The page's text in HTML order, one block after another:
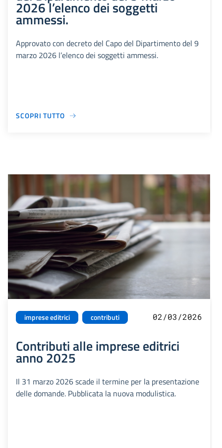
2026 l’elenco dei soggetti
ammessi.
Approvato con decreto del Capo del Dipartimento del 9
marzo 2026 l’elenco dei soggetti ammessi.
SCOPRI TUTTO
imprese editrici contributi 02/03/2026
Contributi alle imprese editrici
anno 2025
Il 31 marzo 2026 scade il termine per la presentazione
delle domande. Pubblicata la nuova modulistica.